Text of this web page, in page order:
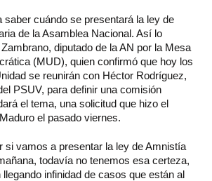
saber cuándo se presentará la ley de
de la Asamblea Nacional. Así lo
diputado de la AN por la Mesa
(MUD), quien confirmó que hoy los
se reunirán con Héctor Rodríguez,
PSUV, para definir una comisión
el tema, una solicitud que hizo el
el pasado viernes.
si vamos a presentar la ley de Amnistía
todavía no tenemos esa certeza,
infinidad de casos que están al